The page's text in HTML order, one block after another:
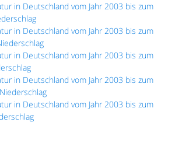
in Deutschland vom Jahr 2003 bis zum
in Deutschland vom Jahr 2003 bis zum
in Deutschland vom Jahr 2003 bis zum
in Deutschland vom Jahr 2003 bis zum
in Deutschland vom Jahr 2003 bis zum